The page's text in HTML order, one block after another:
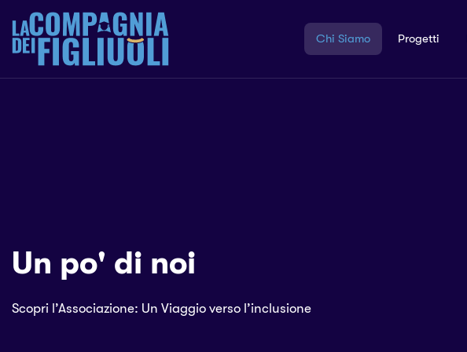
Chi Siamo Progetti
Un po' di noi
Scopri l’Associazione: Un Viaggio verso l’inclusione